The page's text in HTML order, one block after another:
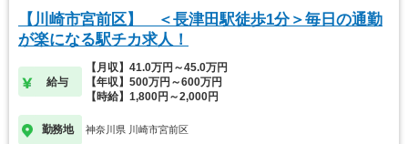
【川崎市宮前区】 ＜長津田駅徒歩1分＞毎日の通勤
が楽になる駅チカ求人！
給与
【月収】41.0万円～45.0万円
【年収】500万円～600万円
【時給】1,800円～2,000円
勤務地 神奈川県 川崎市宮前区